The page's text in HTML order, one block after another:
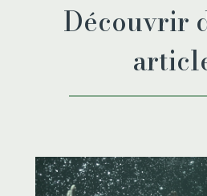
Découvrir